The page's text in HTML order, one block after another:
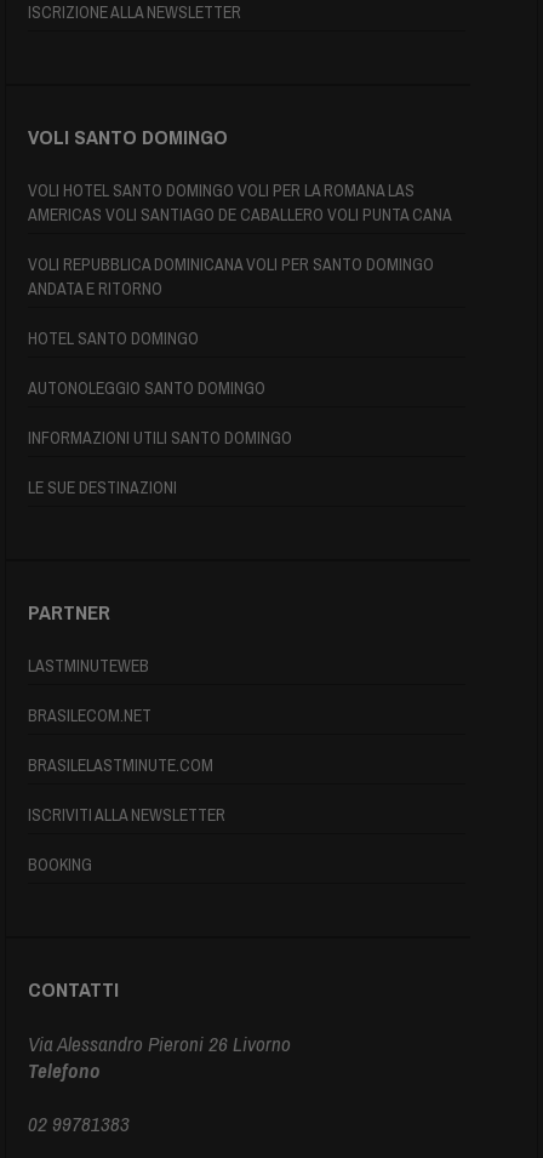
ISCRIZIONE ALLA NEWSLETTER
VOLI SANTO DOMINGO
VOLI HOTEL SANTO DOMINGO VOLI PER LA ROMANA LAS
AMERICAS VOLI SANTIAGO DE CABALLERO VOLI PUNTA CANA
VOLI REPUBBLICA DOMINICANA VOLI PER SANTO DOMINGO
ANDATA E RITORNO
HOTEL SANTO DOMINGO
AUTONOLEGGIO SANTO DOMINGO
INFORMAZIONI UTILI SANTO DOMINGO
LE SUE DESTINAZIONI
PARTNER
LASTMINUTEWEB
BRASILECOM.NET
BRASILELASTMINUTE.COM
ISCRIVITI ALLA NEWSLETTER
BOOKING
CONTATTI
Via Alessandro Pieroni 26 Livorno
Telefono
02 99781383